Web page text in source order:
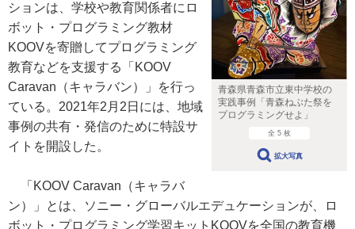
青森県青森市立東中学校の
実践事例「青森ねぶた祭を
プログラミングせよ」
全 5 枚
拡大写真
ションは、学校や教育関係者にロ
ボット・プログラミング教材
KOOVを寄贈してプログラミング
教育などを支援する「KOOV
Caravan（キャラバン）」を行っ
ている。2021年2月2日には、地域
事例の共有・発信のために特設サ
イトを開設した。
「KOOV Caravan（キャラバ
ン）」とは、ソニー・グローバルエデュケーションが、ロ
ボット・プログラミング学習キットKOOVを全国の教育機